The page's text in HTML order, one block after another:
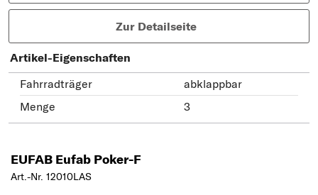
Zur Detailseite
Artikel-Eigenschaften
Fahrradträger
abklappbar
Menge
3
EUFAB Eufab Poker-F
Art.-Nr. 12010LAS